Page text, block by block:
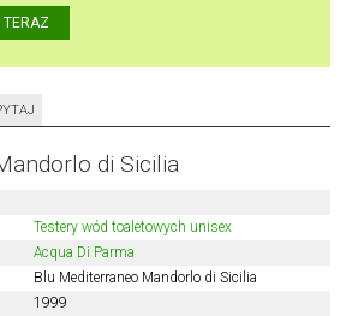
di Sicilia
Testery wód toaletowych unisex
Acqua Di Parma
Blu Mediterraneo Mandorlo di Sicilia
1999